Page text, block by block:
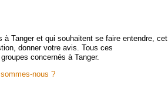
Tanger et qui souhaitent se faire entendre, cet
donner votre avis. Tous ces
concernés à Tanger.
nous ?